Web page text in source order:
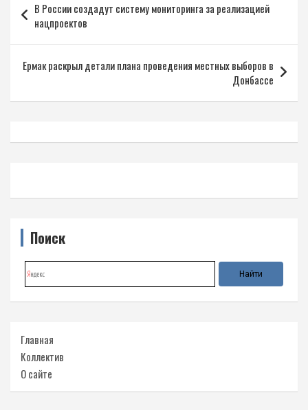
по
записям
В России создадут систему мониторинга за реализацией
нацпроектов
Ермак раскрыл детали плана проведения местных выборов в
Донбассе
Поиск
Главная
Коллектив
О сайте